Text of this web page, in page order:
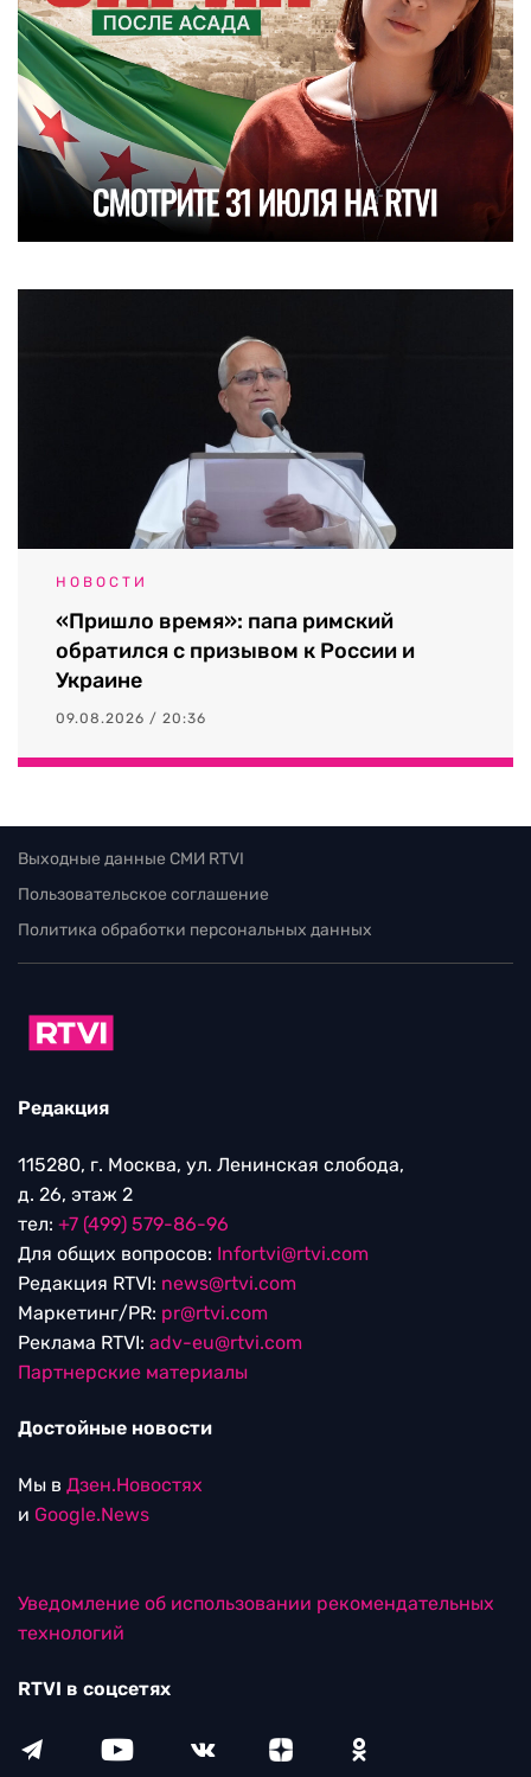
НОВОСТИ
«Пришло время»: папа римский
обратился с призывом к России и
Украине
09.08.2026 / 20:36
Выходные данные СМИ RTVI
Пользовательское соглашение
Политика обработки персональных данных
Редакция
115280, г. Москва, ул. Ленинская слобода,
д. 26, этаж 2
тел: +7 (499) 579-86-96
Для общих вопросов: Infortvi@rtvi.com
Редакция RTVI: news@rtvi.com
Маркетинг/PR: pr@rtvi.com
Реклама RTVI: adv-eu@rtvi.com
Партнерские материалы
Достойные новости
Мы в Дзен.Новостях
и Google.News
Уведомление об использовании рекомендательных
технологий
RTVI в соцсетях